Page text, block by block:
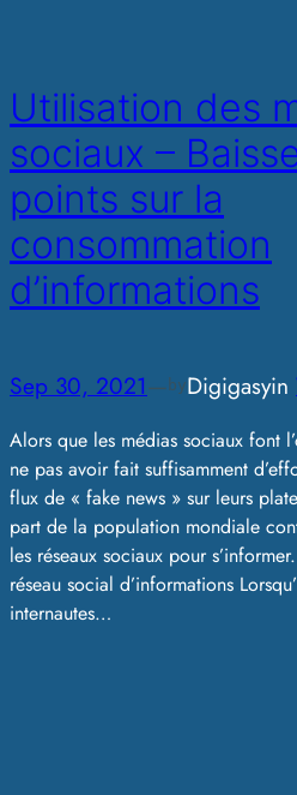
Utilisation des
sociaux –
points sur la
consommation
d’informations
Sep 30, 2021— byDigigasyin
Alors que les médias sociaux font
ne pas avoir fait suffisamment
flux de « fake news » sur leurs
part de la population mondiale
les réseaux sociaux pour
réseau social d’informations
internautes…